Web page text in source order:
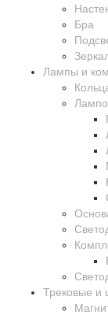
Бра
Лампы и
Трековые и